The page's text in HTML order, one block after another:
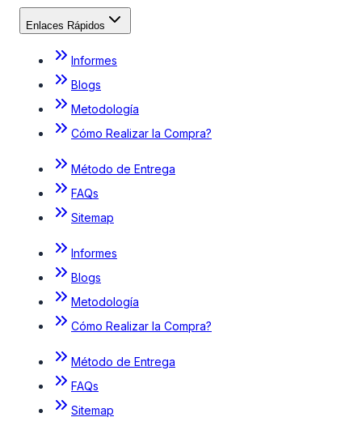
Enlaces Rápidos
Informes
Blogs
Metodología
Cómo Realizar la Compra?
Método de Entrega
FAQs
Sitemap
Informes
Blogs
Metodología
Cómo Realizar la Compra?
Método de Entrega
FAQs
Sitemap